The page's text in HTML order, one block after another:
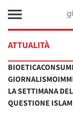
ATTUALITÀ
BIOETICACONSUMI
GIORNALISMO
LA SETTIMANA
QUESTIONE